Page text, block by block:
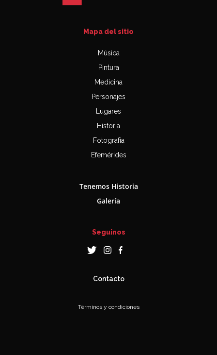
Mapa del sitio
Música
Pintura
Medicina
Personajes
Lugares
Historia
Fotografía
Efemérides
Tenemos Historia
Galería
Seguinos
Contacto
Términos y condiciones